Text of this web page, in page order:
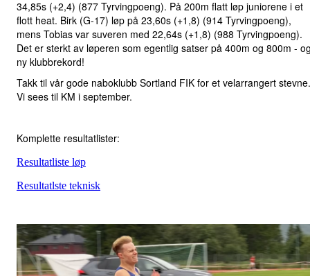
34,85s (+2,4) (877 Tyrvingpoeng). På 200m flatt løp juniorene i et
flott heat. Birk (G-17) løp på 23,60s (+1,8) (914 Tyrvingpoeng),
mens Tobias var suveren med 22,64s (+1,8) (988 Tyrvingpoeng).
Det er sterkt av løperen som egentlig satser på 400m og 800m -
ny klubbrekord!
Takk til vår gode naboklubb Sortland FIK for et velarrangert stevne.
Vi sees til KM i september.
Komplette resultatlister:
Resultatliste løp
Resultatlste teknisk